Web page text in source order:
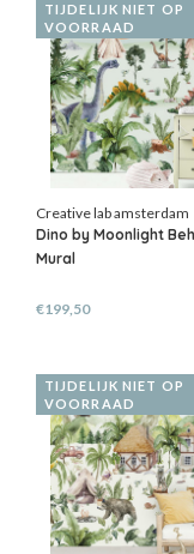
TIJDELIJK NIET OP
VOORRAAD
Creative lab amsterdam
Dino by Moonlight
Mural
€199,50
TIJDELIJK NIET OP
VOORRAAD